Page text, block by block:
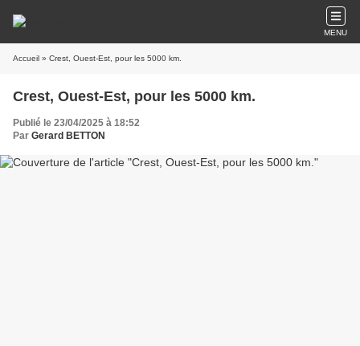
MENU
Accueil » Crest, Ouest-Est, pour les 5000 km.
Crest, Ouest-Est, pour les 5000 km.
Publié le 23/04/2025 à 18:52
Par Gerard BETTON